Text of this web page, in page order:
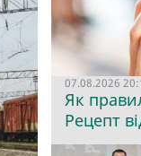
07.08.2026
Як
Рецепт